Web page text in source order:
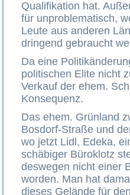
Qualifikation hat.
für unproblematisch,
Leute aus anderen
dringend gebraucht
Da eine
politischen Elite nicht
Verkauf der ehem.
Konsequenz.
Das ehem. Grünland
Bosdorf-Straße und
wo jetzt Lidl, Edeka,
schäbiger Büroklotz
deswegen nicht einer
worden. Man hat
dieses Gelände für